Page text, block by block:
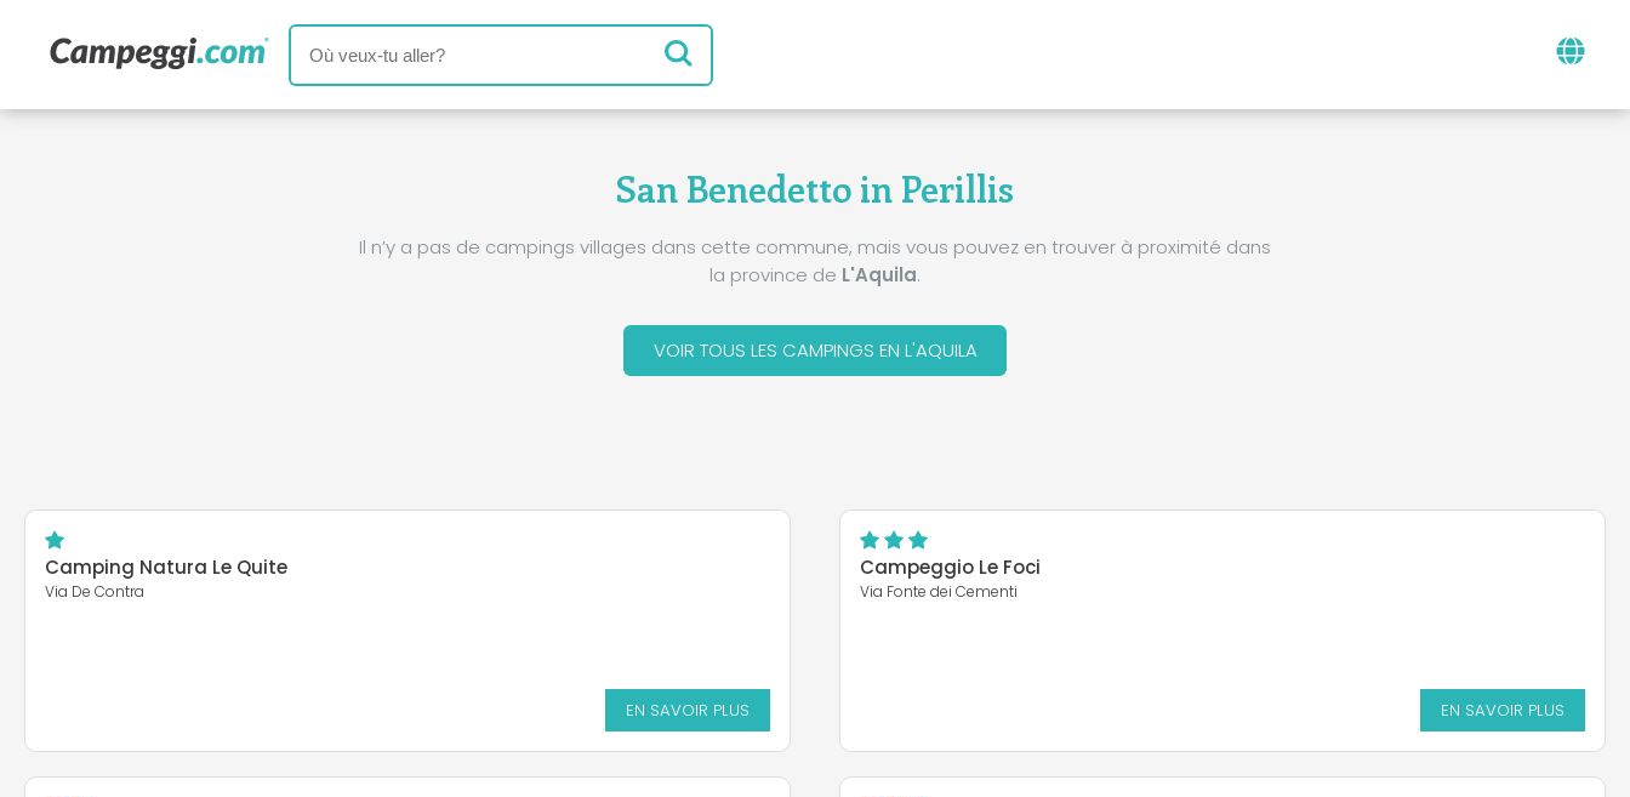
San Benedetto in Perillis
Il n’y a pas de campings villages dans cette commune, mais vous pouvez en trouver à proximité dans
la province de L'Aquila.
VOIR TOUS LES CAMPINGS EN L'AQUILA
Camping Natura Le Quite
Via De Contra
EN SAVOIR PLUS
Campeggio Le Foci
Via Fonte dei Cementi
EN SAVOIR PLUS